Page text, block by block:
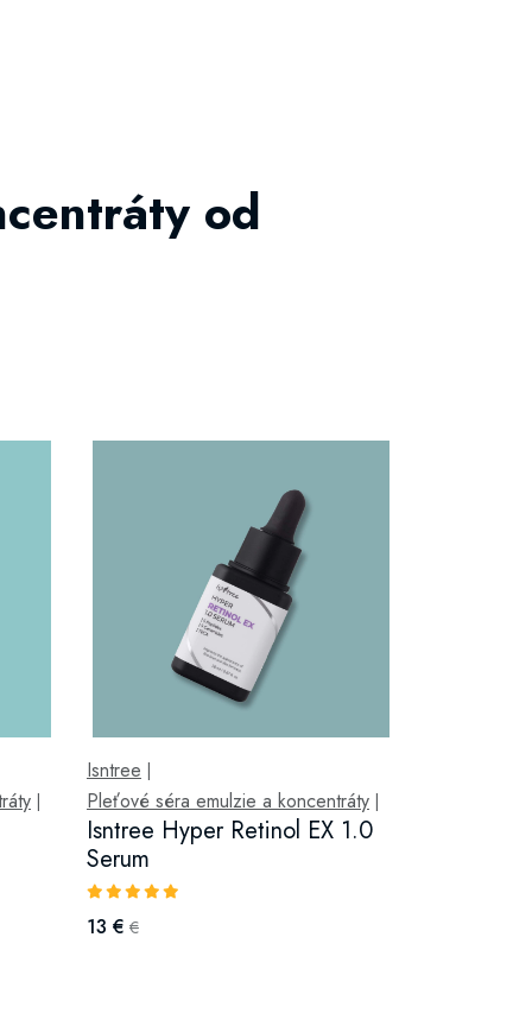
od
|
Isntree
Pleťové séra emulzie a koncentráty|
Isntree Hyper Retinol EX 1.0
Serum
13 € €